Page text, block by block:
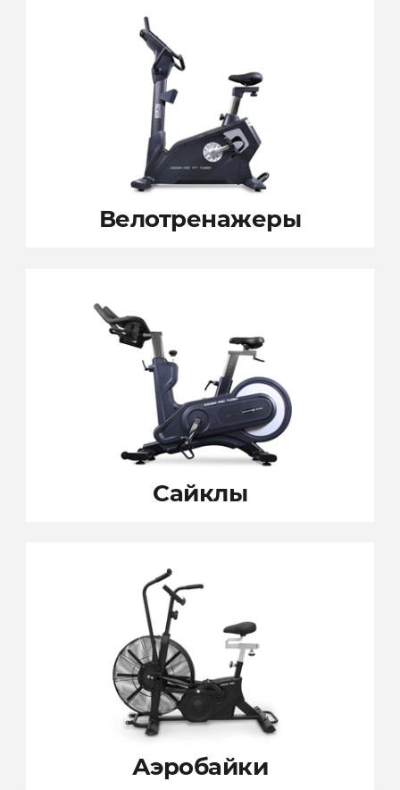
Велотренажеры
Сайклы
Аэробайки